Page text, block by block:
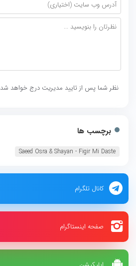
نظر شما پس از تایید مدیریت درج خواهد شد
برچسب ها
Saeed Osra & Shayan - Figir Mi Daste
کانال تلگرام
صفحه اینستاگرام